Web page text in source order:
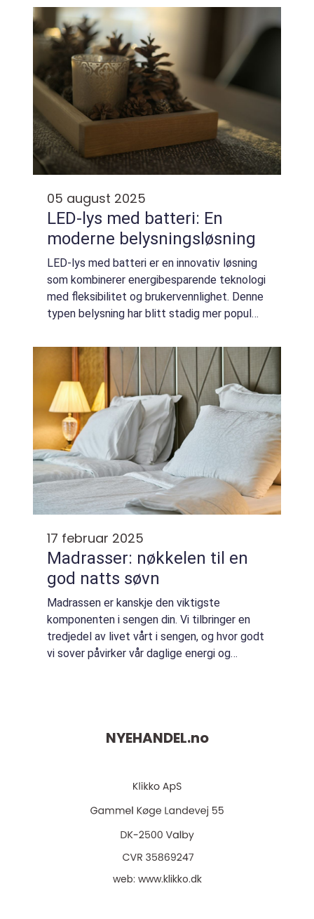
til hverdag og jobb, uten at stilen føles
kjedelig. ...
05 august 2025
LED-lys med batteri: En
moderne belysningsløsning
LED-lys med batteri er en innovativ løsning
som kombinerer energibesparende teknologi
med fleksibilitet og brukervennlighet. Denne
typen belysning har blitt stadig mer populær
bruksomr&ar...
17 februar 2025
Madrasser: nøkkelen til en
god natts søvn
Madrassen er kanskje den viktigste
komponenten i sengen din. Vi tilbringer en
tredjedel av livet vårt i sengen, og hvor godt
vi sover påvirker vår daglige energi og
NYEHANDEL.no
web: www.klikko.dk